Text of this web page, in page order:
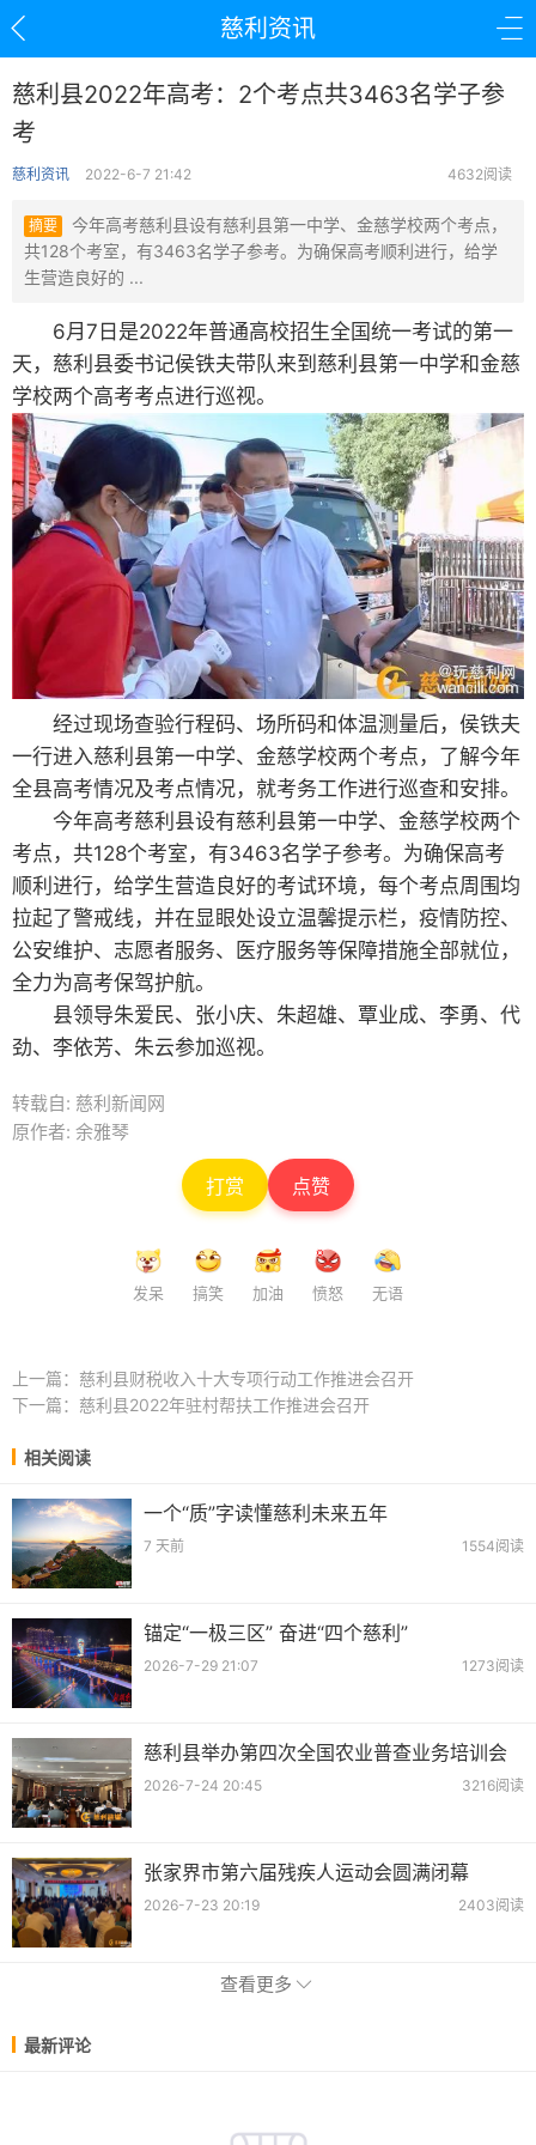
慈利资讯
慈利县2022年高考：2个考点共3463名学子参
考
慈利资讯 2022-6-7 21:42 4632阅读
摘要
今年高考慈利县设有慈利县第一中学、金慈学校两个考点，
共128个考室，有3463名学子参考。为确保高考顺利进行，给学
生营造良好的 ...
6月7日是2022年普通高校招生全国统一考试的第一
天，慈利县委书记侯铁夫带队来到慈利县第一中学和金慈
学校两个高考考点进行巡视。
经过现场查验行程码、场所码和体温测量后，侯铁夫
一行进入慈利县第一中学、金慈学校两个考点，了解今年
全县高考情况及考点情况，就考务工作进行巡查和安排。
今年高考慈利县设有慈利县第一中学、金慈学校两个
考点，共128个考室，有3463名学子参考。为确保高考
顺利进行，给学生营造良好的考试环境，每个考点周围均
拉起了警戒线，并在显眼处设立温馨提示栏，疫情防控、
公安维护、志愿者服务、医疗服务等保障措施全部就位，
全力为高考保驾护航。
县领导朱爱民、张小庆、朱超雄、覃业成、李勇、代
劲、李依芳、朱云参加巡视。
转载自: 慈利新闻网
原作者: 余雅琴
打赏 点赞
发呆 搞笑 加油 愤怒 无语
上一篇： 慈利县财税收入十大专项行动工作推进会召开
下一篇： 慈利县2022年驻村帮扶工作推进会召开
相关阅读
一个“质”字读懂慈利未来五年
7 天前 1554阅读
锚定“一极三区” 奋进“四个慈利”
2026-7-29 21:07 1273阅读
慈利县举办第四次全国农业普查业务培训会
2026-7-24 20:45 3216阅读
张家界市第六届残疾人运动会圆满闭幕
2026-7-23 20:19 2403阅读
查看更多
最新评论